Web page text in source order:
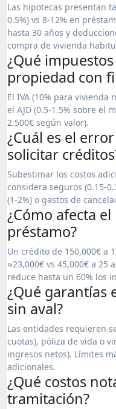
Las hipotecas presentan
0.5%) vs 8-12% en
hasta 30 años y
compra de vivienda
¿Qué
propiedad con
El IVA (10% para vivienda
el AJD (0.5-1.5% sobre el
2,500€ según valor).
¿Cuál es el
solicitar
Subestimar los costos
considera seguros (0.15-
(1-2%) o gastos de
¿Cómo afecta
préstamo?
Un crédito de 150,000€ a
≈23,000€ vs 45,000€ a 25
reduce hasta un 60% los
¿Qué garantías
sin aval?
Las entidades requieren
cuotas), póliza de vida o
ingresos netos). Límites
adicionales.
¿Qué costos
tramitación?